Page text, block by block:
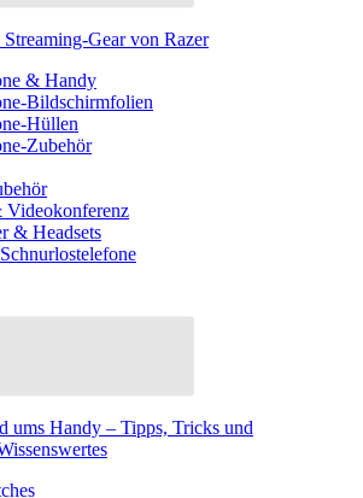
Gear von Razer
& Handy
Bildschirmfolien
Hüllen
Zubehör
& Headsets
ums Handy – Tipps, Tricks und